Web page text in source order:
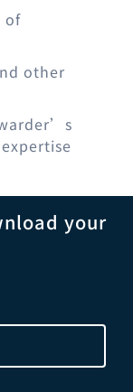
of
other
your